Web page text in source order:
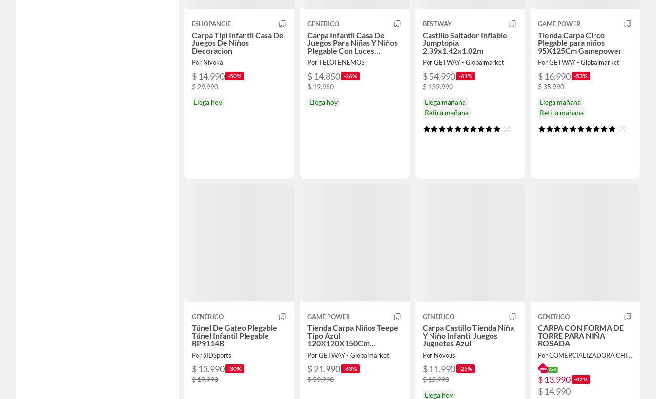
ESHOPANGIE
Carpa Tipi Infantil Casa De
Juegos De Niños
Decoracion
Por Nivoka
$ 14.990 -50%
$ 29.990
Llega hoy
GENERICO
Carpa Infantil Casa De
Juegos Para Niñas Y Niños
Plegable Con Luces
Decorativas
Por TELOTENEMOS
$ 14.850 -26%
$ 19.980
Llega hoy
BESTWAY
Castillo Saltador Inflable
Jumptopia
2.39x1.42x1.02m
Por GETWAY - Globalmarket
$ 54.990 -61%
$ 139.990
Llega mañana
Retira mañana
(5)
GAME POWER
Tienda Carpa Circo
Plegable para niños
95X125Cm Gamepower
Por GETWAY - Globalmarket
$ 16.990 -53%
$ 35.990
Llega mañana
Retira mañana
(9)
GENERICO
Túnel De Gateo Plegable
Túnel Infantil Plegable
RP9114B
Por SIDSports
$ 13.990 -30%
$ 19.990
GAME POWER
Tienda Carpa Niños Teepe
Tipo Azul
120X120X150Cm
Gamepower
Por GETWAY - Globalmarket
$ 21.990 -63%
$ 59.990
GENERICO
Carpa Castillo Tienda Niña
Y Niño Infantil Juegos
Juguetes Azul
Por Novous
$ 11.990 -25%
$ 15.990
Llega hoy
GENERICO
CARPA CON FORMA DE
TORRE PARA NIÑA
ROSADA
Por COMERCIALIZADORA CHIQUITITO SPA
$ 13.990 -42%
$ 14.990